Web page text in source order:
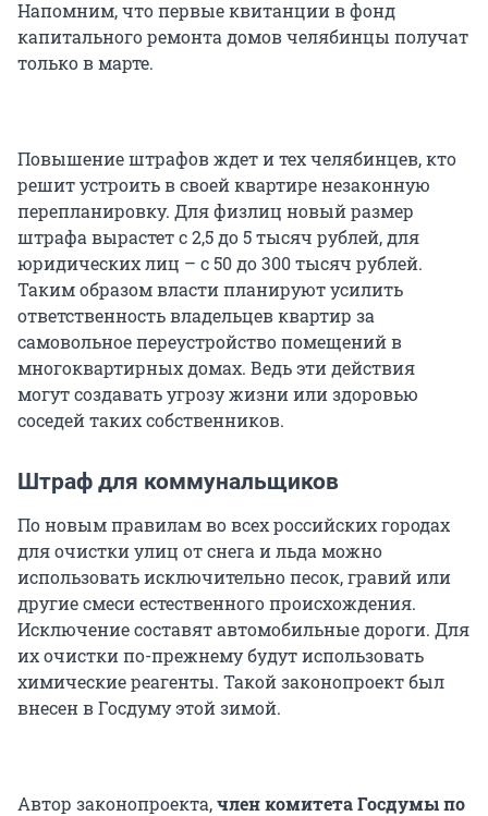
Напомним, что первые квитанции в фонд
капитального ремонта домов челябинцы получат
только в марте.
Повышение штрафов ждет и тех челябинцев, кто
решит устроить в своей квартире незаконную
перепланировку. Для физлиц новый размер
штрафа вырастет с 2,5 до 5 тысяч рублей, для
юридических лиц – с 50 до 300 тысяч рублей.
Таким образом власти планируют усилить
ответственность владельцев квартир за
самовольное переустройство помещений в
многоквартирных домах. Ведь эти действия
могут создавать угрозу жизни или здоровью
соседей таких собственников.
Штраф для коммунальщиков
По новым правилам во всех российских городах
для очистки улиц от снега и льда можно
использовать исключительно песок, гравий или
другие смеси естественного происхождения.
Исключение составят автомобильные дороги. Для
их очистки по-прежнему будут использовать
химические реагенты. Такой законопроект был
внесен в Госдуму этой зимой.
Автор законопроекта,член комитета Госдумы по